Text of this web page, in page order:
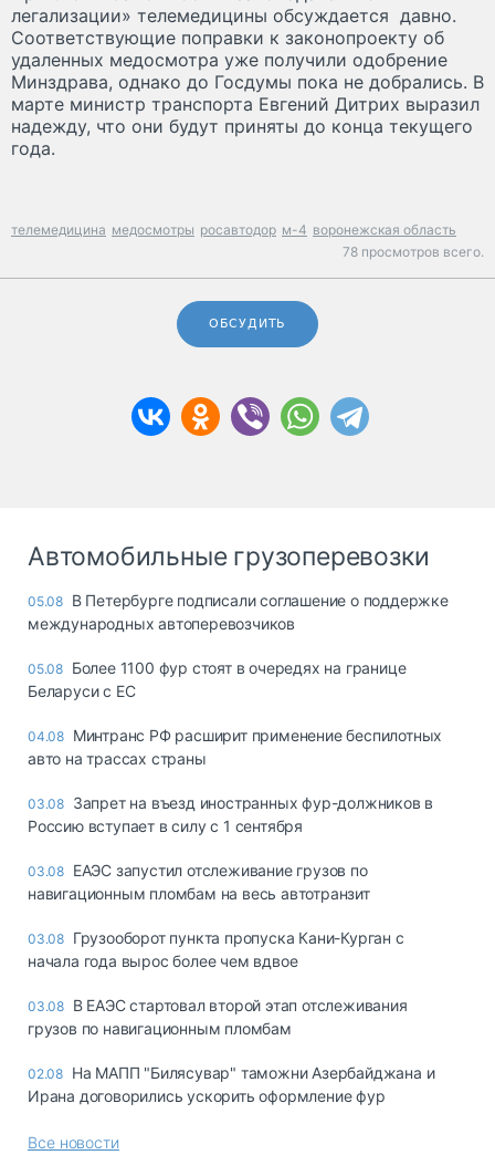
легализации» телемедицины обсуждается давно.
Соответствующие поправки к законопроекту об
удаленных медосмотра уже получили одобрение
Минздрава, однако до Госдумы пока не добрались. В
марте министр транспорта Евгений Дитрих выразил
надежду, что они будут приняты до конца текущего
года.
телемедицина медосмотры росавтодор м-4 воронежская область
78 просмотров всего.
ОБСУДИТЬ
Автомобильные грузоперевозки
05.08 В Петербурге подписали соглашение о поддержке
международных автоперевозчиков
05.08 Более 1100 фур стоят в очередях на границе
Беларуси с ЕС
04.08 Минтранс РФ расширит применение беспилотных
авто на трассах страны
03.08 Запрет на въезд иностранных фур-должников в
Россию вступает в силу с 1 сентября
03.08 ЕАЭС запустил отслеживание грузов по
навигационным пломбам на весь автотранзит
03.08 Грузооборот пункта пропуска Кани-Курган с
начала года вырос более чем вдвое
03.08 В ЕАЭС стартовал второй этап отслеживания
грузов по навигационным пломбам
02.08 На МАПП "Билясувар" таможни Азербайджана и
Ирана договорились ускорить оформление фур
Все новости